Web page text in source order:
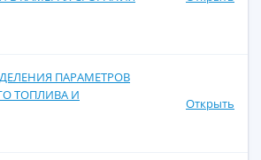
ПАРАМЕТРОВ
ТОПЛИВА И
Открыть